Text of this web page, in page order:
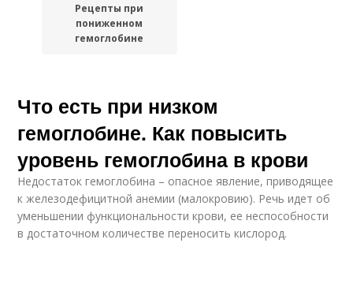
Рецепты при
пониженном
гемоглобине
Что есть при низком
гемоглобине. Как повысить
уровень гемоглобина в крови
Недостаток гемоглобина – опасное явление, приводящее
к железодефицитной анемии (малокровию). Речь идет об
уменьшении функциональности крови, ее неспособности
в достаточном количестве переносить кислород.